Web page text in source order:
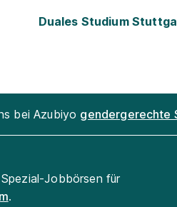
Duales Studium
bei Azubiyo gendergerechte
Jobbörsen für
.